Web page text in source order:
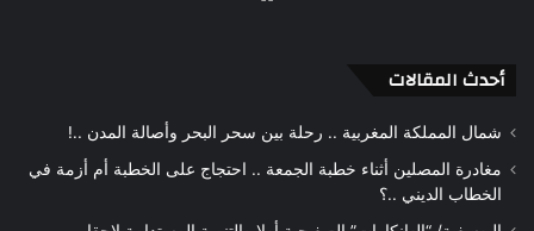
أحدث المقالات
شمال المملكة المغربية .. رحلة بين سحر البحر وأصالة المدن ..!
مغادرة المصلين أثناء خطبة الجمعة .. احتجاج على الخطبة أم أزمة في
الخطاب الديني ..؟